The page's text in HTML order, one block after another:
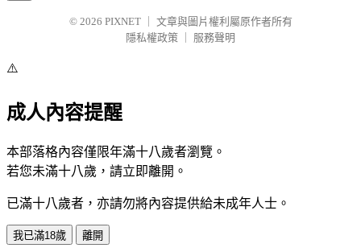
© 2026 PIXNET
文章與圖片權利屬原作者所有
隱私權政策
服務聲明
⚠️
成人內容提醒
本部落格內容僅限年滿十八歲者瀏覽。
若您未滿十八歲，請立即離開。
已滿十八歲者，亦請勿將內容提供給未成年人士。
我已滿18歲 離開